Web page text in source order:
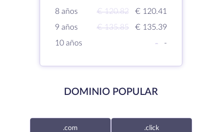
8 años
€ 120.82
€ 120.41
9 años
€ 135.85
€ 135.39
10 años
- -
DOMINIO POPULAR
.com .click